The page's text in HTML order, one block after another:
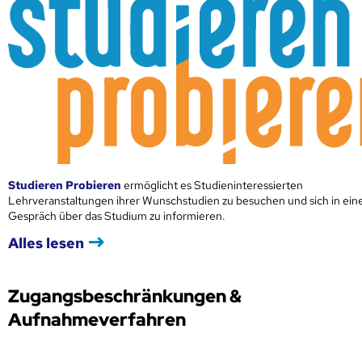
Studieren Probieren ermöglicht es Studieninteressierten
Lehrveranstaltungen ihrer Wunschstudien zu besuchen und sich in
Gespräch über das Studium zu informieren.
Alles lesen
Zugangsbeschränkungen &
Aufnahmeverfahren